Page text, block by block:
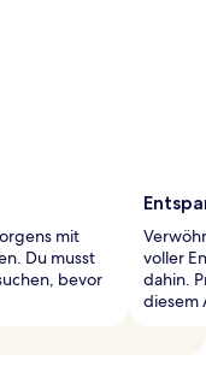
mit
Du musst
bevor
voller
dahin.
diesem